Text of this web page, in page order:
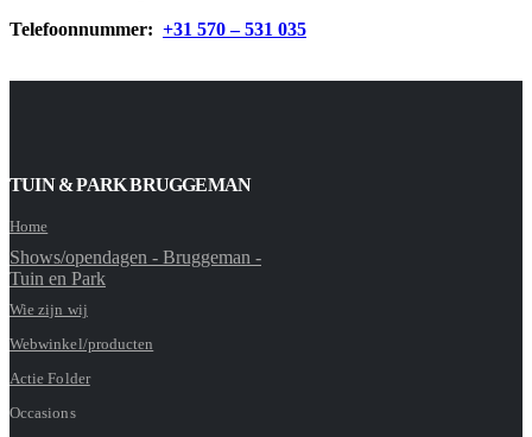
Telefoonnummer: +31 570 – 531 035
TUIN & PARK BRUGGEMAN
Home
Shows/opendagen - Bruggeman -
Tuin en Park
Wie zijn wij
Webwinkel/producten
Actie Folder
Occasions